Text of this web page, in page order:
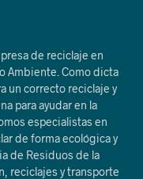
de reciclaje en
Ambiente. Como dicta
un correcto reciclaje y
para ayudar en la
especialistas en
de forma ecológica y
de Residuos de la
reciclajes y transporte